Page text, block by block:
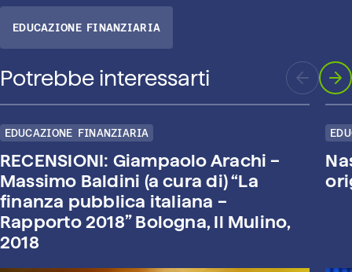
EDUCAZIONE FINANZIARIA
Potrebbe interessarti
EDUCAZIONE FINANZIARIA
RECENSIONI: Giampaolo Arachi –
Massimo Baldini (a cura di) “La
finanza pubblica italiana –
Rapporto 2018” Bologna, Il Mulino,
2018